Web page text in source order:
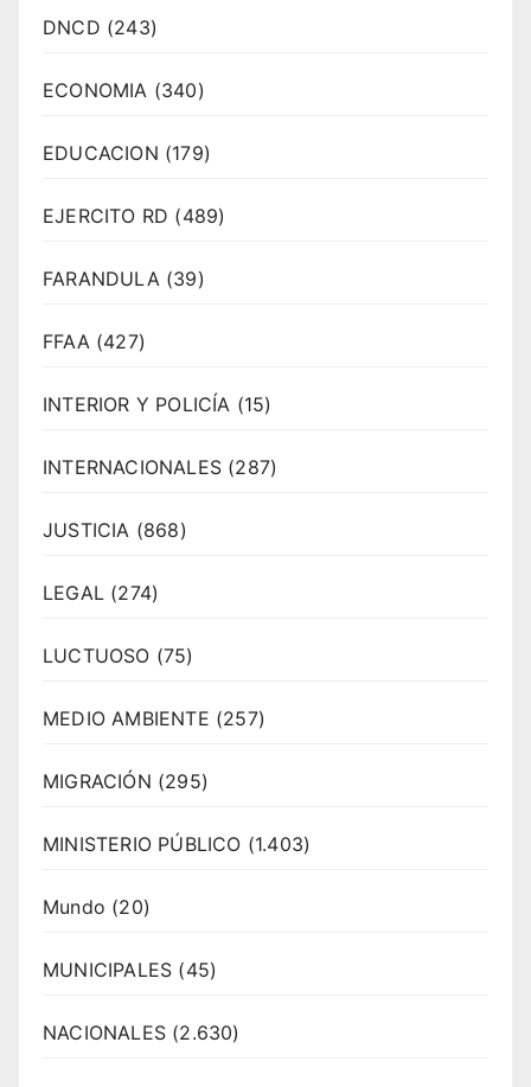
DNCD (243)
ECONOMIA (340)
EDUCACION (179)
EJERCITO RD (489)
FARANDULA(39)
FFAA(427)
INTERIOR Y POLICÍA (15)
INTERNACIONALES (287)
JUSTICIA (868)
LEGAL (274)
LUCTUOSO (75)
MEDIO AMBIENTE (257)
MIGRACIÓN (295)
MINISTERIO PÚBLICO (1.403)
Mundo (20)
MUNICIPALES (45)
NACIONALES (2.630)